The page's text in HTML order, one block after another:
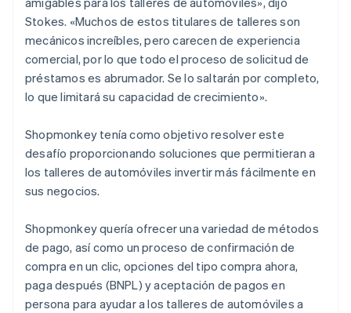
Stokes. «Muchos de estos titulares de talleres son
mecánicos increíbles, pero carecen de experiencia
comercial, por lo que todo el proceso de solicitud de
préstamos es abrumador. Se lo saltarán por completo,
lo que limitará su capacidad de crecimiento».
Shopmonkey tenía como objetivo resolver este
desafío proporcionando soluciones que permitieran a
los talleres de automóviles invertir más fácilmente en
sus negocios.
Shopmonkey quería ofrecer una variedad de métodos
de pago, así como un proceso de confirmación de
compra en un clic, opciones del tipo compra ahora,
paga después (BNPL) y aceptación de pagos en
persona para ayudar a los talleres de automóviles a